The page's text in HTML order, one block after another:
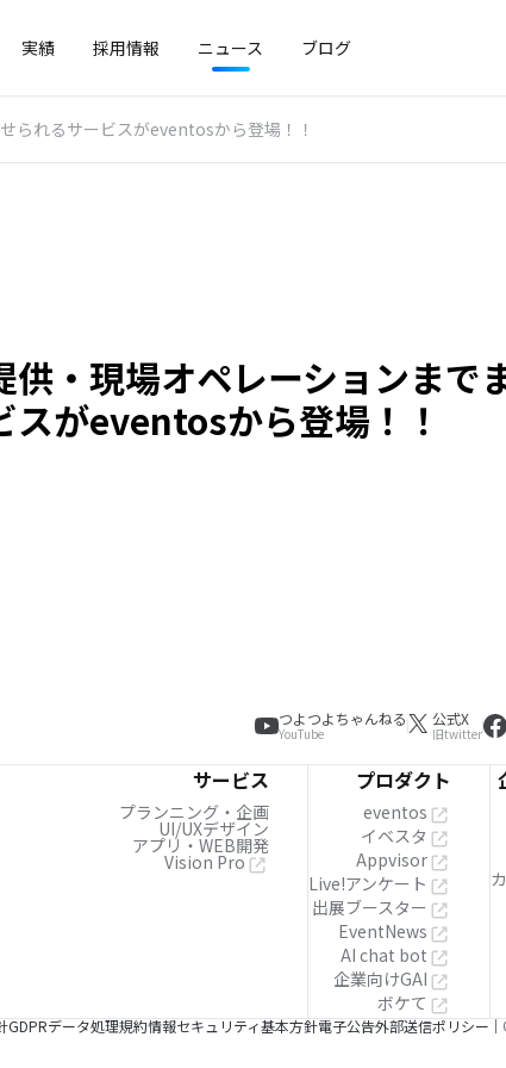
実績 採用情報 ニュース ブログ
られるサービスがeventosから登場！！
供・現場オペレーションまで
スがeventosから登場！！
つよつよちゃんねる
YouTube
公式X
旧twitter
サービス
プランニング・企画
UI/UXデザイン
アプリ・WEB開発
Vision Pro
プロダクト
eventos
イベスタ
Appvisor
Live!アンケート
出展ブースター
EventNews
AI chat bot
企業向けGAI
ボケて
GDPRデータ処理規約情報セキュリティ基本方針電子公告外部送信ポリシー